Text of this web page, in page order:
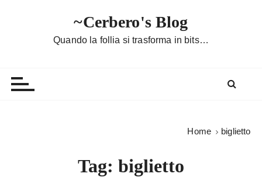
~Cerbero's Blog
Quando la follia si trasforma in bits…
Home biglietto
Tag: biglietto